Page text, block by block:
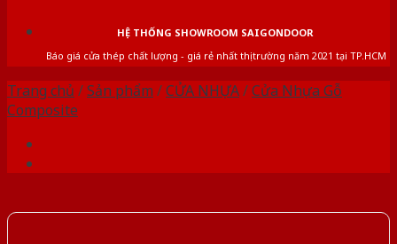
HỆ THỐNG SHOWROOM SAIGONDOOR
Báo giá cửa thép chất lượng - giá rẻ nhất thị trường năm 2021 tại TP.HCM
Trang chủ /Sản phẩm /CỬA NHỰA/Cửa Nhựa Gỗ
Composite